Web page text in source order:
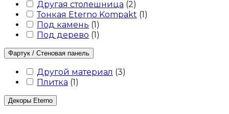
Другая столешница (2)
Тонкая Eterno Kompakt (1)
Под камень (1)
Под дерево (1)
Фартук / Стеновая панель
Другой материал (3)
Плитка (1)
Декоры Eterno